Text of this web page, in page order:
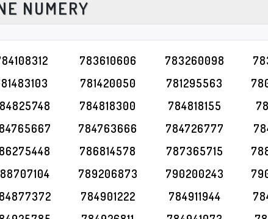
NUMERY
783610606 783260098
781420050 781295563
784818300 784818155
784763666 784726777
786814578 787365715
789206873 790200243
784901222 784911944